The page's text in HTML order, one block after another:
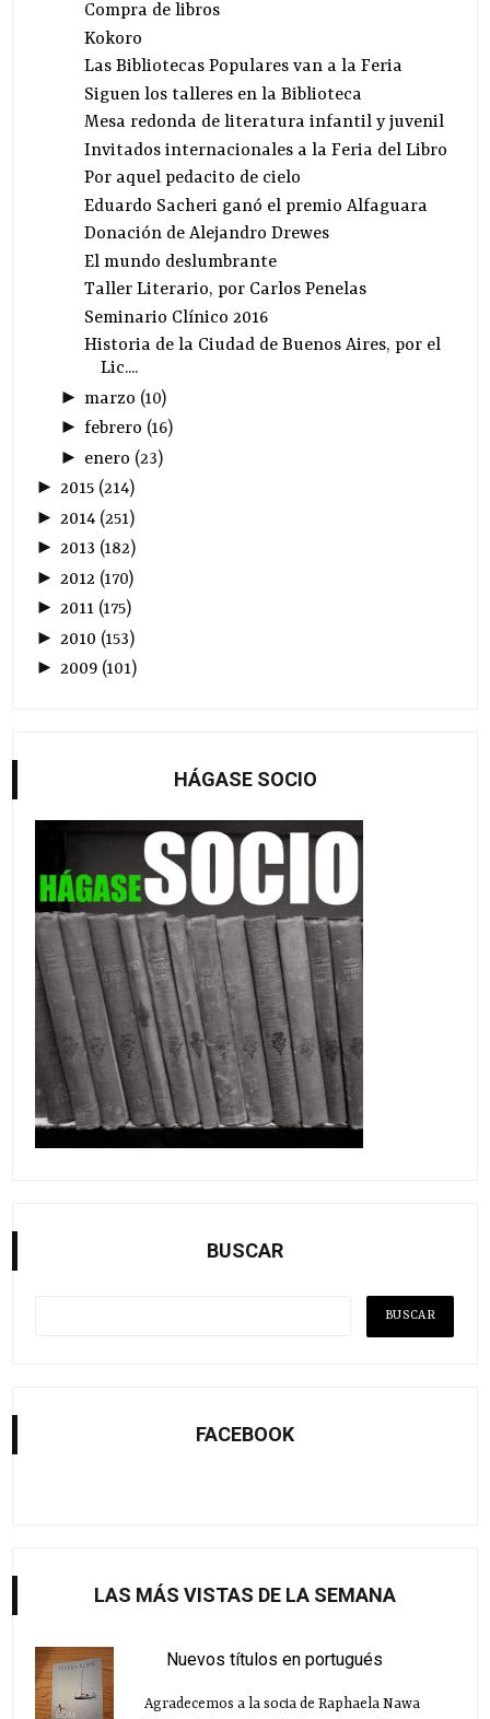
Compra de libros
Kokoro
Las Bibliotecas Populares van a la Feria
Siguen los talleres en la Biblioteca
Mesa redonda de literatura infantil y juvenil
Invitados internacionales a la Feria del Libro
Por aquel pedacito de cielo
Eduardo Sacheri ganó el premio Alfaguara
Donación de Alejandro Drewes
El mundo deslumbrante
Taller Literario, por Carlos Penelas
Seminario Clínico 2016
Historia de la Ciudad de Buenos Aires, por el
Lic....
► marzo (10)
► febrero (16)
► enero (23)
►2015 (214)
► 2014 (251)
►2013 (182)
► 2012 (170)
►2011 (175)
► 2010 (153)
►2009 (101)
HÁGASE SOCIO
BUSCAR
FACEBOOK
LAS MÁS VISTAS DE LA SEMANA
Nuevos títulos en portugués
Agradecemos a la socia de Raphaela Nawa